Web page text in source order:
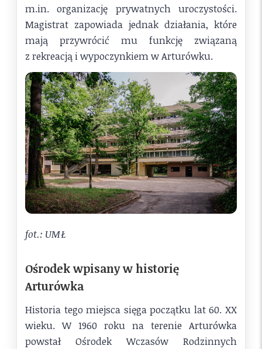
m.in. organizację prywatnych uroczystości.
Magistrat zapowiada jednak działania, które
mają przywrócić mu funkcję związaną
z rekreacją i wypoczynkiem w Arturówku.
fot.: UMŁ
Ośrodek wpisany w historię
Arturówka
Historia tego miejsca sięga początku lat 60. XX
wieku. W 1960 roku na terenie Arturówka
powstał Ośrodek Wczasów Rodzinnych